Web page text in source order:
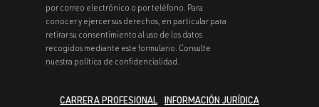
por correo electrónico o por teléfono. Para
conocer y ejercer sus derechos, en particular para
retirar su consentimiento al uso de los datos
recogidos mediante este formulario. Consulte
nuestra política de confidencialidad.
CARRERA PROFESIONAL INFORMACIÓN JURÍDICA